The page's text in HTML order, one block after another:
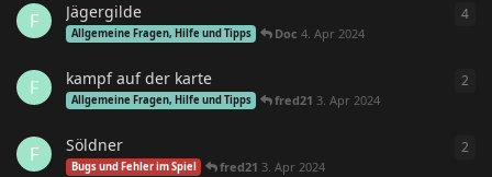
F Jägergilde
Allgemeine Fragen, Hilfe und Tipps Doc 4. Apr 2024
4
F kampf auf der karte
Allgemeine Fragen, Hilfe und Tipps fred21 3. Apr 2024
2
F Söldner
Bugs und Fehler im Spiel fred21 3. Apr 2024
2